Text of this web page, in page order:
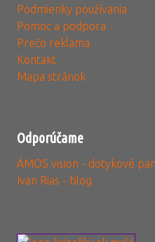
Podmienky používania
Pomoc a podpora
Prečo reklama
Kontakt
Mapa stránok
Odporúčame
ÁMOS vision - dotykové
Ivan Rias - blog